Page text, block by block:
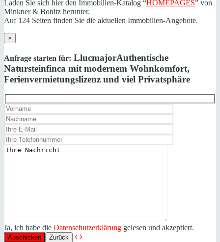
Laden Sie sich hier den Immobilien-Katalog “HOMEPAGES” von
Minkner & Bonitz herunter.
Auf 124 Seiten finden Sie die aktuellen Immobilien-Angebote.
×
Anfrage starten für: LlucmajorAuthentische
Natursteinfinca mit modernem Wohnkomfort,
Ferienvermietungslizenz und viel Privatsphäre
Ja, ich habe die Datenschutzerklärung gelesen und akzeptiert.
Zurück